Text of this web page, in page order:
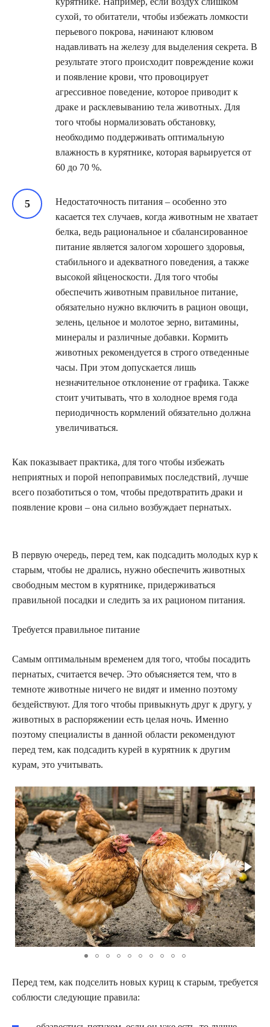
сухой, то обитатели, чтобы избежать ломкости
перьевого покрова, начинают клювом
надавливать на железу для выделения секрета. В
результате этого происходит повреждение кожи
и появление крови, что провоцирует
агрессивное поведение, которое приводит к
драке и расклевыванию тела животных. Для
того чтобы нормализовать обстановку,
необходимо поддерживать оптимальную
влажность в курятнике, которая варьируется от
60 до 70 %.
Недостаточность питания – особенно это
касается тех случаев, когда животным не хватает
белка, ведь рациональное и сбалансированное
питание является залогом хорошего здоровья,
стабильного и адекватного поведения, а также
высокой яйценоскости. Для того чтобы
обеспечить животным правильное питание,
обязательно нужно включить в рацион овощи,
зелень, цельное и молотое зерно, витамины,
минералы и различные добавки. Кормить
животных рекомендуется в строго отведенные
часы. При этом допускается лишь
незначительное отклонение от графика. Также
стоит учитывать, что в холодное время года
периодичность кормлений обязательно должна
увеличиваться.
Как показывает практика, для того чтобы избежать
неприятных и порой непоправимых последствий, лучше
всего позаботиться о том, чтобы предотвратить драки и
появление крови – она сильно возбуждает пернатых.
В первую очередь, перед тем, как подсадить молодых кур к
старым, чтобы не дрались, нужно обеспечить животных
свободным местом в курятнике, придерживаться
правильной посадки и следить за их рационом питания.
Требуется правильное питание
Самым оптимальным временем для того, чтобы посадить
пернатых, считается вечер. Это объясняется тем, что в
темноте животные ничего не видят и именно поэтому
бездействуют. Для того чтобы привыкнуть друг к другу, у
животных в распоряжении есть целая ночь. Именно
поэтому специалисты в данной области рекомендуют
перед тем, как подсадить курей в курятник к другим
курам, это учитывать.
Перед тем, как подселить новых куриц к старым, требуется
соблюсти следующие правила: